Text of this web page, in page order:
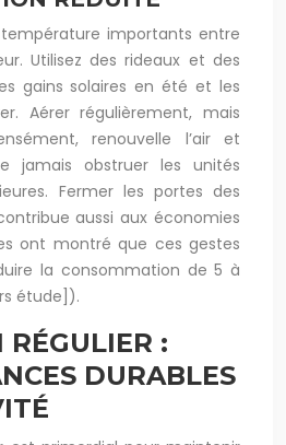
importants entre
Utilisez des rideaux et des
gains solaires en été et les
Aérer régulièrement, mais
renouvelle l’air et
jamais obstruer les unités
Fermer les portes des
aussi aux économies
ont montré que ces gestes
la consommation de 5 à
étude]).
RÉGULIER :
DURABLES